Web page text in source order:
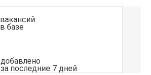
вакансий
в базе
добавлено
за последние 7 дней